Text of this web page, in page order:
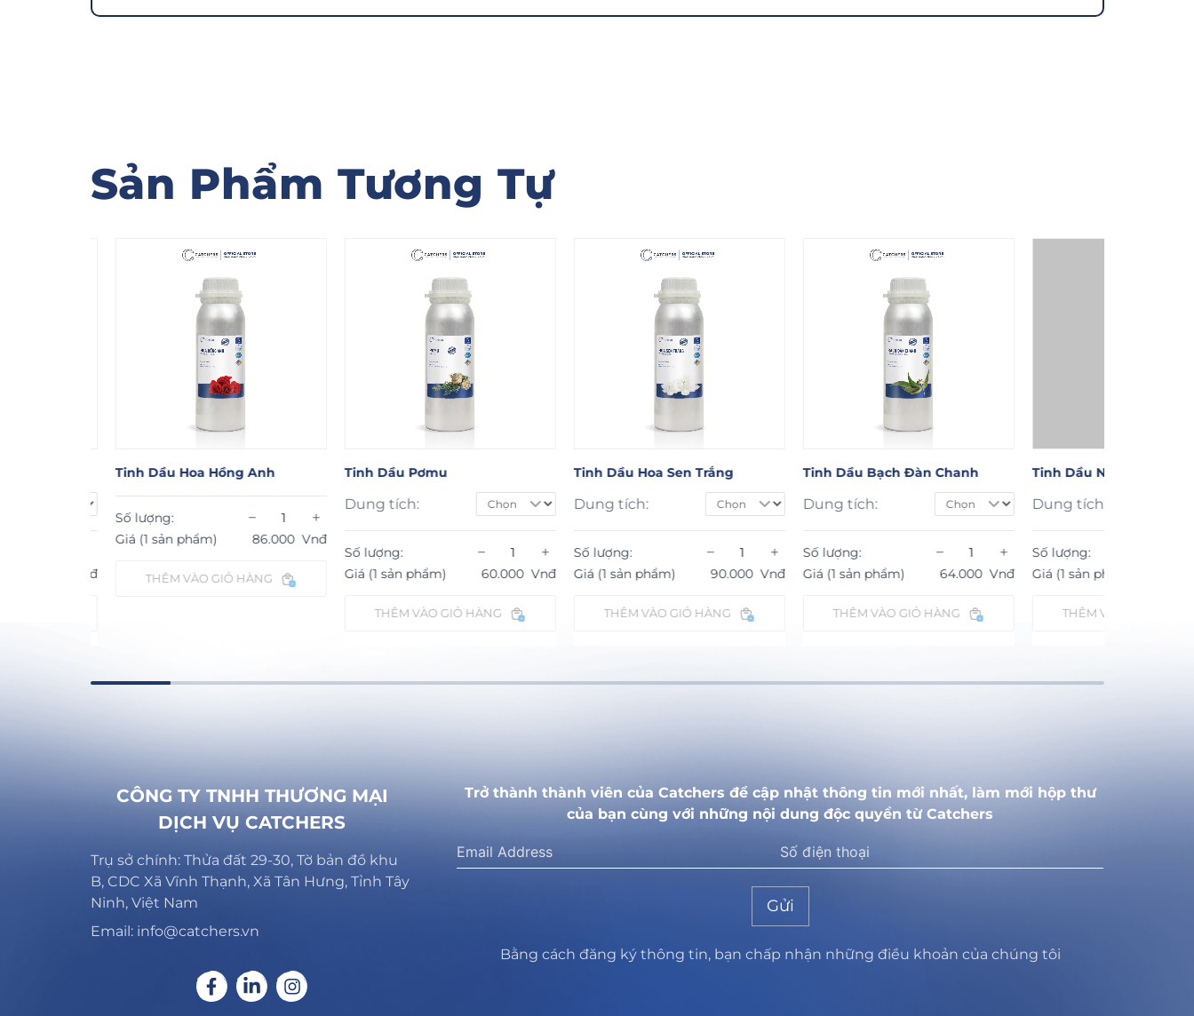
Sản Phẩm Tương Tự
Tinh Dầu Hoa Hồng Anh
Số lượng:
Giá (1 sản phẩm) 86.000Vnđ
THÊM VÀO GIỎ HÀNG
Tinh Dầu Pơmu
Dung tích:
Số lượng:
Giá (1 sản phẩm) 60.000Vnđ
THÊM VÀO GIỎ HÀNG
Tinh Dầu Hoa Sen Trắng
Dung tích:
Số lượng:
Giá (1 sản phẩm) 90.000Vnđ
THÊM VÀO GIỎ HÀNG
Tinh Dầu Bạch Đàn Chanh
Dung tích:
Số lượng:
Giá (1 sản phẩm) 64.000Vnđ
THÊM VÀO GIỎ HÀNG
Tinh Dầu Nụ Đinh Hương
Dung tích:
Số lượng:
Giá (1 sản phẩm)
THÊM VÀO GIỎ HÀNG
CÔNG TY TNHH THƯƠNG MẠI
DỊCH VỤ CATCHERS
Trụ sở chính: Thửa đất 29-30, Tờ bản đồ khu
B, CDC Xã Vĩnh Thạnh, Xã Tân Hưng, Tỉnh Tây
Ninh, Việt Nam
Email: info@catchers.vn
Trở thành thành viên của Catchers để cập nhật thông tin mới nhất, làm mới hộp thư
của bạn cùng với những nội dung độc quyền từ Catchers
Gửi
Bằng cách đăng ký thông tin, bạn chấp nhận những điều khoản của chúng tôi